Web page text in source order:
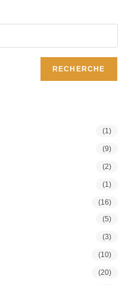
RECHERCHE
(1)
(9)
(2)
(1)
(16)
(5)
(3)
(10)
(20)